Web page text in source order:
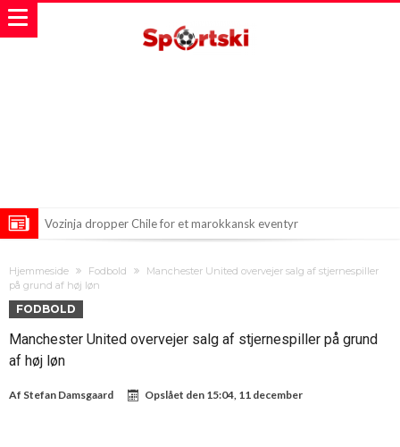
Vozinja dropper Chile for et marokkansk eventyr
fodbold
Bayern på is med fire spillere
Hjemmeside Fodbold
Manchester United overvejer salg af stjernespiller
på grund af høj løn
FODBOLD
Manchester United overvejer salg af stjernespiller på grund
af høj løn
Af Stefan Damsgaard Opslået den 15:04, 11 december